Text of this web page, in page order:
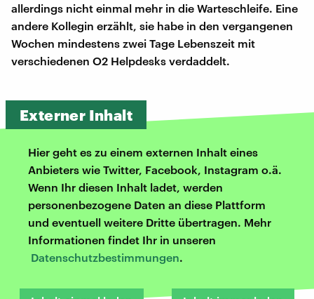
allerdings nicht einmal mehr in die Warteschleife. Eine
andere Kollegin erzählt, sie habe in den vergangenen
Wochen mindestens zwei Tage Lebenszeit mit
verschiedenen O2 Helpdesks verdaddelt.
Externer Inhalt
Hier geht es zu einem externen Inhalt eines
Anbieters wie Twitter, Facebook, Instagram o.ä.
Wenn Ihr diesen Inhalt ladet, werden
personenbezogene Daten an diese Plattform
und eventuell weitere Dritte übertragen. Mehr
Informationen findet Ihr in unseren
Datenschutzbestimmungen.